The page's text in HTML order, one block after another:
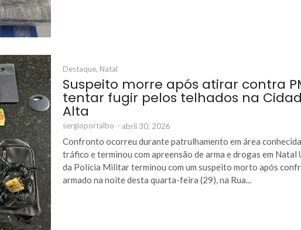
Destaque, Natal
Suspeito morre após atirar contra
tentar fugir pelos telhados na
Alta
sergioportalbo - abril 30, 2026
Confronto ocorreu durante patrulhamento em área
tráfico e terminou com apreensão de arma e drogas em Natal
da Polícia Militar terminou com um suspeito morto após
armado na noite desta quarta-feira (29), na Rua...